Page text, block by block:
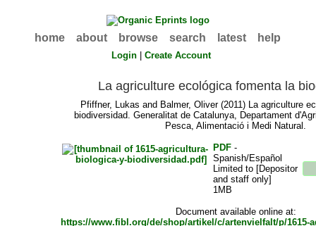
home about browse search latest help
Login |Create Account
La agriculture ecológica fomenta la
Pfiffner, Lukas and Balmer, Oliver(2011) La agriculture
biodiversidad. Generalitat de Catalunya, Departament
Pesca, Alimentació i Medi Natural.
PDF -
Spanish/Español
Limited to [Depositor
and staff only]
1MB
Document available online at:
https://www.fibl.org/de/shop/artikel/c/artenvielfalt/p/1615-